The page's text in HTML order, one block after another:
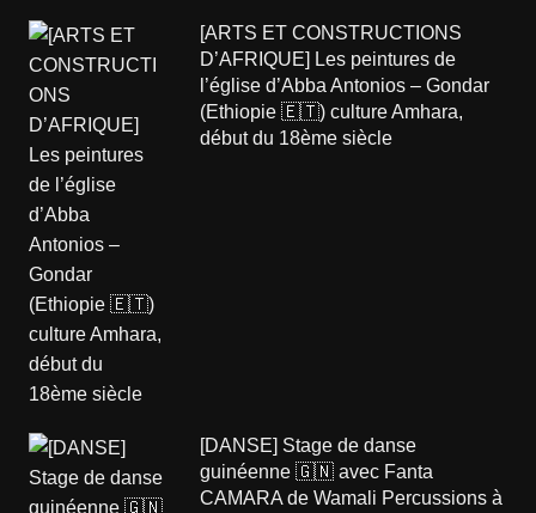
[ARTS ET CONSTRUCTIONS
D’AFRIQUE] Les peintures de
l’église d’Abba Antonios – Gondar
(Ethiopie 🇪🇹) culture Amhara,
début du 18ème siècle
[DANSE] Stage de danse
guinéenne 🇬🇳 avec Fanta
CAMARA de Wamali Percussions à